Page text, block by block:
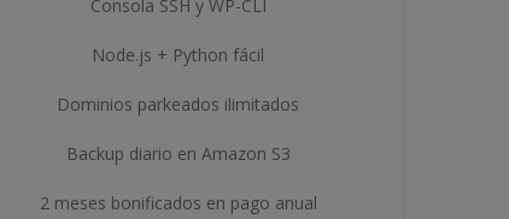
Consola SSH y WP-CLI
Node.js + Python fácil
Dominios parkeados ilimitados
Backup diario en Amazon S3
2 meses bonificados en pago anual